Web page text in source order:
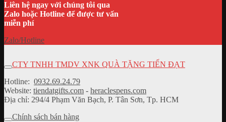
Liên hệ ngay với chúng tôi qua
Zalo hoặc Hotline để được tư vấn
miễn phí
Zalo/Hotline
CTY TNHH TMDV XNK QUÀ TẶNG TIẾN ĐẠT
Hotline: 0932.69.24.79
Website: tiendatgifts.com - heraclespens.com
Địa chỉ: 294/4 Phạm Văn Bạch, P. Tân Sơn, Tp. HCM
Chính sách bán hàng